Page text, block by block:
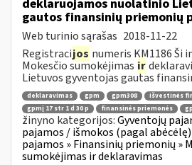
deklaruojamos nuolatinio
gautos finansinių priemonių
Web turinio sąrašas 2018-11-22
Registracijos numeris KM1186 Ši
Mokesčio sumokėjimas ir
Lietuvos gyventojas gautas
deklaravimas gpm gpm308
išvestinės
gpmį 17 str 1 d 30 p
finansinės priemonės
žinyno kategorijos:Gyventojų
pajamos / išmokos (pagal
pajamos » Finansinių priemonių »
sumokėjimas ir deklaravimas